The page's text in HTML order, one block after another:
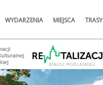
WYDARZENIA MIEJSCA TRASY